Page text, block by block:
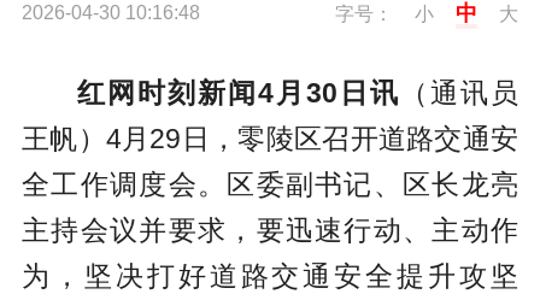
2026-04-30 10:16:48 字号： 小 中 大
红网时刻新闻4月30日讯 （通讯员
王帆）4月29日，零陵区召开道路交通安
全工作调度会。区委副书记、区长龙亮
主持会议并要求，要迅速行动、主动作
为，坚决打好道路交通安全提升攻坚